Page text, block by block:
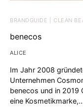
BRANDGUIDE | CLEAN
benecos
ALICE
Im Jahr 2008
Unternehmen
benecos und in 2019
eine